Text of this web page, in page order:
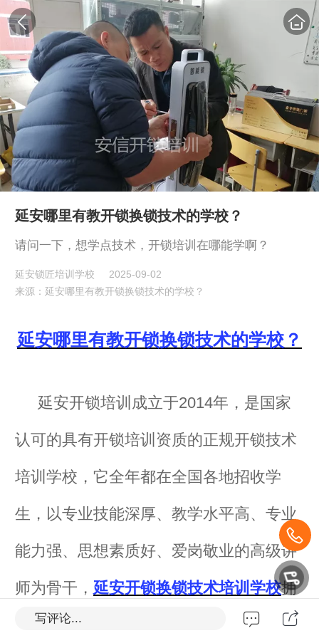
延安哪里有教开锁换锁技术的学校？
请问一下，想学点技术，开锁培训在哪能学啊？
延安锁匠培训学校
2025-09-02
来源：延安哪里有教开锁换锁技术的学校？
延安哪里有教开锁换锁技术的学校？
延安开锁培训成立于2014年，是国家
认可的具有开锁培训资质的正规开锁技术
培训学校，它全年都在全国各地招收学
生，以专业技能深厚、教学水平高、专业
能力强、思想素质好、爱岗敬业的高级讲
师为骨干， 延安开锁换锁技术培训学校拥
有完善的现代教学设施，学校大力推进 开
写评论...